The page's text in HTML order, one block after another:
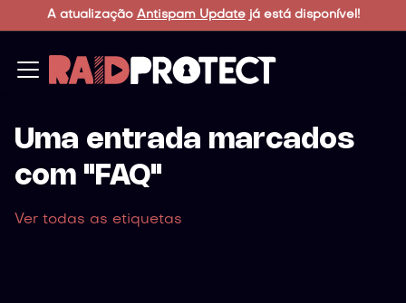
A atualização Antispam Updatejá está disponível!
Uma entrada marcados
com "FAQ"
Ver todas as etiquetas